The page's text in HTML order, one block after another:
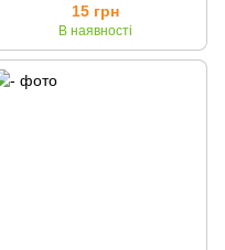
15 грн
В наявності